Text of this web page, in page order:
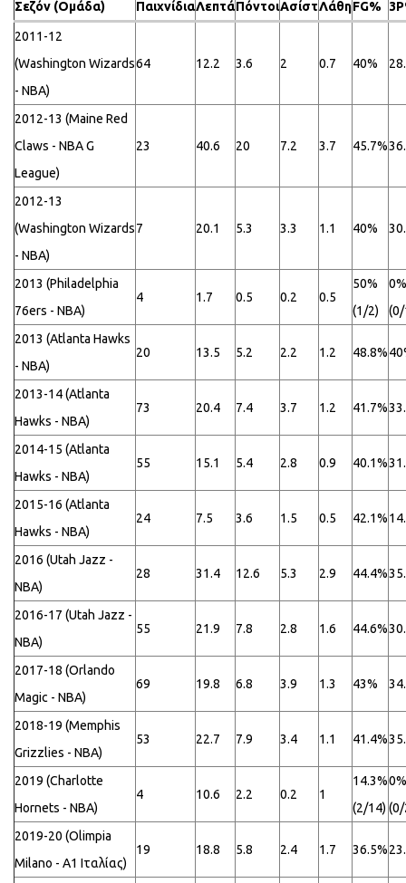
Σεζόν (Ομάδα) ΠαιχνίδιαΛεπτάΠόντοιΑσίστΛάθηFG%
2011-12
(Washington Wizards
- NBA)
64 12.2 3.6 2 0.7 40%
2012-13 (Maine Red
Claws - NBA G
League)
23 40.6 20 7.2 3.7 45.7%
2012-13
(Washington Wizards
- NBA)
7 20.1 5.3 3.3 1.1 40%
2013 (Philadelphia
76ers - NBA)
4 1.7 0.5 0.2 0.5
50%
(1/2)
0%
(0/
2013 (Atlanta Hawks
- NBA)
20 13.5 5.2 2.2 1.2 48.8%
2013-14 (Atlanta
Hawks - NBA)
73 20.4 7.4 3.7 1.2 41.7%
2014-15 (Atlanta
Hawks - NBA)
55 15.1 5.4 2.8 0.9 40.1%
2015-16 (Atlanta
Hawks - NBA)
24 7.5 3.6 1.5 0.5 42.1%
2016 (Utah Jazz -
NBA)
28 31.4 12.6 5.3 2.9 44.4%
2016-17 (Utah Jazz -
NBA)
55 21.9 7.8 2.8 1.6 44.6%
2017-18 (Orlando
Magic - NBA)
69 19.8 6.8 3.9 1.3 43%
2018-19 (Memphis
Grizzlies - NBA)
53 22.7 7.9 3.4 1.1 41.4%
2019 (Charlotte
Hornets - NBA)
4 10.6 2.2 0.2 1
14.3%
(2/14)
0%
(0/
2019-20 (Olimpia
Milano - Α1 Ιταλίας)
19 18.8 5.8 2.4 1.7 36.5%